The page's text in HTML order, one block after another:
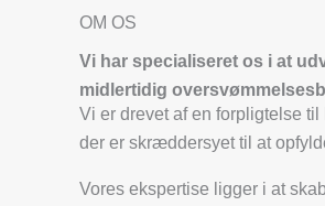
OM OS
Vi har specialiseret os i at
midlertidig
Vi er drevet af en forpligtelse
der er skræddersyet til at
Vores ekspertise ligger i at